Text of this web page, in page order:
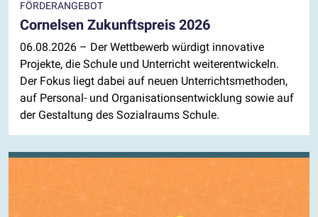
FÖRDERANGEBOT
Cornelsen Zukunftspreis 2026
06.08.2026 – Der Wettbewerb würdigt innovative
Projekte, die Schule und Unterricht weiterentwickeln.
Der Fokus liegt dabei auf neuen Unterrichtsmethoden,
auf Personal- und Organisationsentwicklung sowie auf
der Gestaltung des Sozialraums Schule.